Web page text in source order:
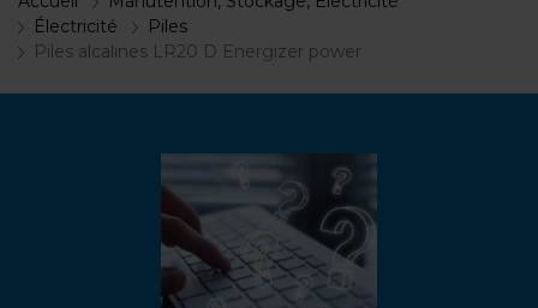
Électricité
Piles
Piles alcalines LR20 D Energizer power